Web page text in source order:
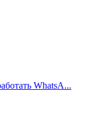
WhatsA...